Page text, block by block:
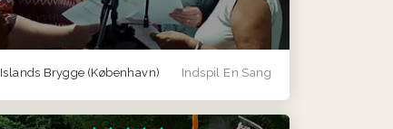
Indspil En Sang
Islands Brygge (København)